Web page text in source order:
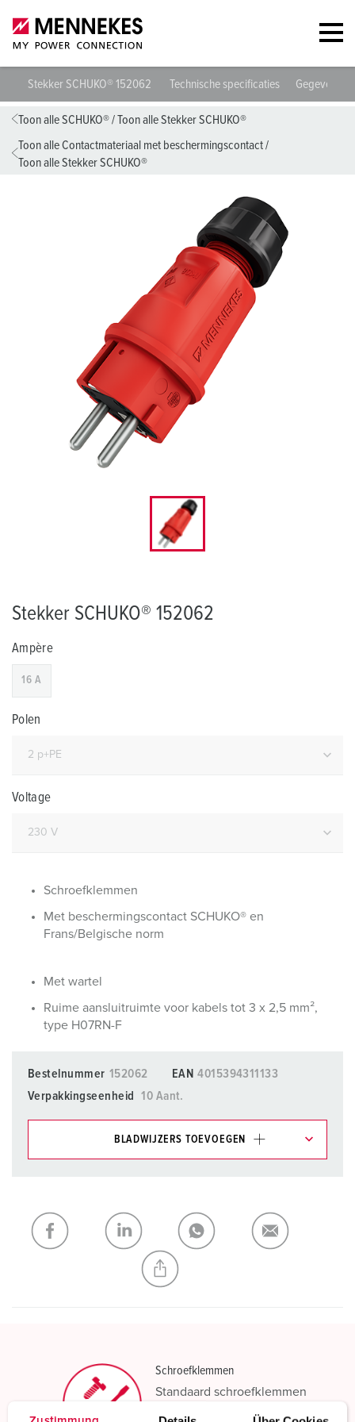
Stekker SCHUKO® 152062 Technische specificaties
Toon alle SCHUKO®/Toon alle Stekker SCHUKO®
Toon alle Contactmateriaal met beschermingscontact/
Toon alle Stekker SCHUKO®
Stekker SCHUKO® 152062
Ampère
16 A
Polen
Voltage
Schroefklemmen
Met beschermingscontact SCHUKO® en
Frans/Belgische norm
Met wartel
Ruime aansluitruimte voor kabels tot 3 x 2,5 mm²,
type H07RN-F
Bestelnummer 152062 EAN 4015394311133
Verpakkingseenheid
10 Aant.
BLADWIJZERS TOEVOEGEN
Mijn lijst TOEVOEGEN
NIEUW LIJST MAKEN
Schroefklemmen
Standaard schroefklemmen